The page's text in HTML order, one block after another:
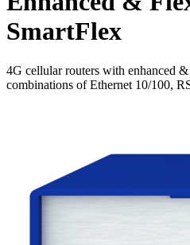
SmartFlex
4G cellular routers with enhanced
combinations of Ethernet 10/100,